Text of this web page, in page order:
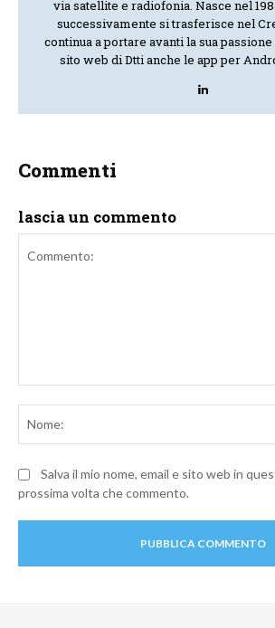
via satellite e radiofonia. Nasce nel
successivamente si trasferisce nel
continua a portare avanti la sua
sito web di Dtti anche le app per
Commenti
lascia un commento
Salva il mio nome, email e sito web in
prossima volta che commento.